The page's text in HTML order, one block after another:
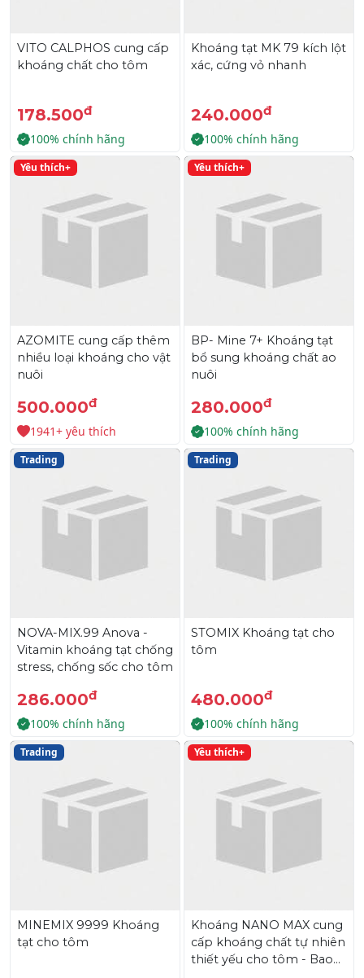
VITO CALPHOS cung cấp
khoáng chất cho tôm
178.500đ
100% chính hãng
Khoáng tạt MK 79 kích lột
xác, cứng vỏ nhanh
240.000đ
100% chính hãng
Yêu thích+
AZOMITE cung cấp thêm
nhiều loại khoáng cho vật
nuôi
500.000đ
1941+ yêu thích
Yêu thích+
BP- Mine 7+ Khoáng tạt
bổ sung khoáng chất ao
nuôi
280.000đ
100% chính hãng
Trading
NOVA-MIX.99 Anova -
Vitamin khoáng tạt chống
stress, chống sốc cho tôm
286.000đ
100% chính hãng
Trading
STOMIX Khoáng tạt cho
tôm
480.000đ
100% chính hãng
Trading
MINEMIX 9999 Khoáng
tạt cho tôm
Yêu thích+
Khoáng NANO MAX cung
cấp khoáng chất tự nhiên
thiết yếu cho tôm - Bao